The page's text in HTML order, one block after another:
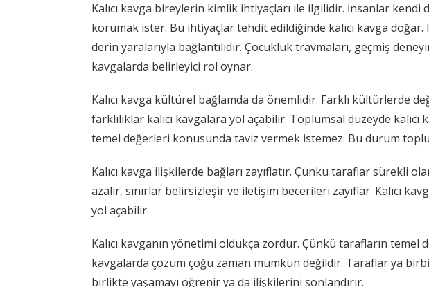
Kalıcı kavga bireylerin kimlik ihtiyaçları ile ilgilidir. İnsanlar kendi
korumak ister. Bu ihtiyaçlar tehdit edildiğinde kalıcı kavga doğar.
derin yaralarıyla bağlantılıdır. Çocukluk travmaları, geçmiş
kavgalarda belirleyici rol oynar.
Kalıcı kavga kültürel bağlamda da önemlidir. Farklı kültürlerde
farklılıklar kalıcı kavgalara yol açabilir. Toplumsal düzeyde
temel değerleri konusunda taviz vermek istemez. Bu durum
Kalıcı kavga ilişkilerde bağları zayıflatır. Çünkü taraflar sürekli
azalır, sınırlar belirsizleşir ve iletişim becerileri zayıflar. Kalıcı
yol açabilir.
Kalıcı kavganın yönetimi oldukça zordur. Çünkü tarafların
kavgalarda çözüm çoğu zaman mümkün değildir. Taraflar ya
birlikte yaşamayı öğrenir ya da ilişkilerini sonlandırır.